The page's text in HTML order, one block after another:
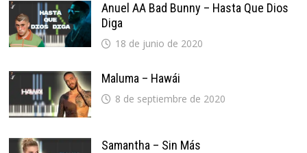
Anuel AA Bad Bunny – Hasta Que Dios
Diga
18 de junio de 2020
Maluma – Hawái
8 de septiembre de 2020
Samantha – Sin Más